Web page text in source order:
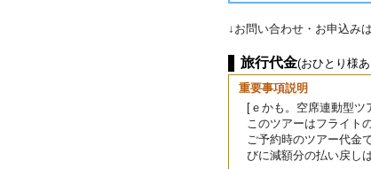
↓お問い合わせ・お申込み
旅行代金(おひとり様
重要事項説明
[ｅかも。空席連動型ツ
このツアーはフライト
ご予約時のツアー代金
びに減額分の払い戻し